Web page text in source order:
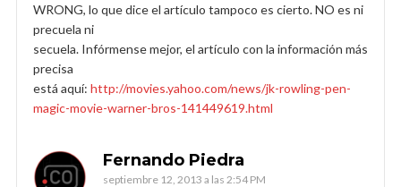
WRONG, lo que dice el artículo tampoco es cierto. NO es ni
precuela ni
secuela. Infórmense mejor, el artículo con la información más
precisa
está aquí: http://movies.yahoo.com/news/jk-rowling-pen-
magic-movie-warner-bros-141449619.html
Fernando Piedra
septiembre 12, 2013 a las 2:54 PM